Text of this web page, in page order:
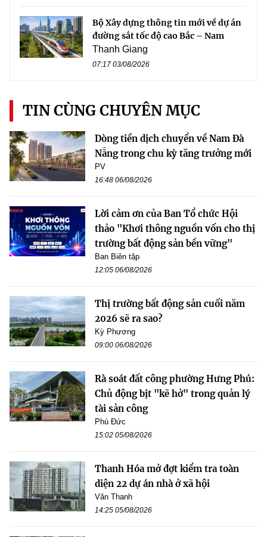
Bộ Xây dựng thông tin mới về dự án
đường sắt tốc độ cao Bắc – Nam
Thanh Giang
07:17 03/08/2026
TIN CÙNG CHUYÊN MỤC
Dòng tiền dịch chuyển về Nam Đà
Nẵng trong chu kỳ tăng trưởng mới
PV
16:48 06/08/2026
Lời cảm ơn của Ban Tổ chức Hội
thảo "Khơi thông nguồn vốn cho thị
trường bất động sản bền vững"
Ban Biên tập
12:05 06/08/2026
Thị trường bất động sản cuối năm
2026 sẽ ra sao?
Kỳ Phương
09:00 06/08/2026
Rà soát đất công phường Hưng Phú:
Chủ động bịt "kẽ hở" trong quản lý
tài sản công
Phú Đức
15:02 05/08/2026
Thanh Hóa mở đợt kiểm tra toàn
diện 22 dự án nhà ở xã hội
Văn Thanh
14:25 05/08/2026